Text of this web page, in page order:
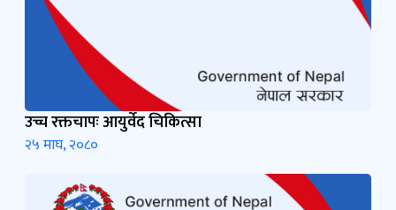
उच्च रक्तचापः आयुर्वेद चिकित्सा
२५ माघ, २०८०